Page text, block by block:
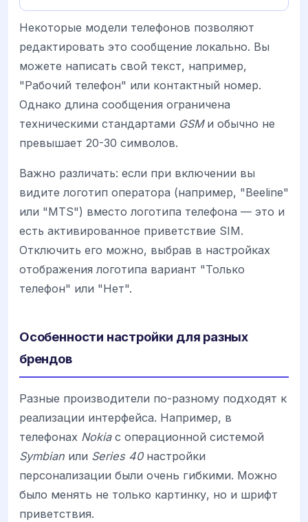
Некоторые модели телефонов позволяют
редактировать это сообщение локально. Вы
можете написать свой текст, например,
"Рабочий телефон" или контактный номер.
Однако длина сообщения ограничена
техническими стандартами GSMи обычно не
превышает 20-30 символов.
Важно различать: если при включении вы
видите логотип оператора (например, "Beeline"
или "MTS") вместо логотипа телефона — это и
есть активированное приветствие SIM.
Отключить его можно, выбрав в настройках
отображения логотипа вариант "Только
телефон" или "Нет".
Особенности настройки для разных
брендов
Разные производители по-разному подходят к
реализации интерфейса. Например, в
телефонах Nokiaс операционной системой
Symbian или Series 40настройки
персонализации были очень гибкими. Можно
было менять не только картинку, но и шрифт
приветствия.